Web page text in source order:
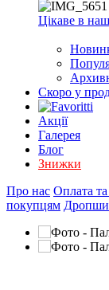
Цікаве в
Скоро у
Акції
Галерея
Блог
Знижки
Про нас Оплата та
покупцям